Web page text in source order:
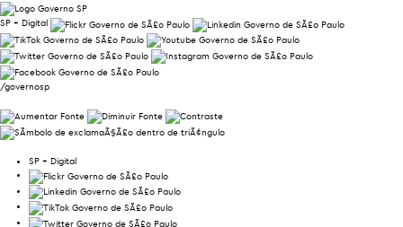
SP + Digital
/governosp
SP + Digital